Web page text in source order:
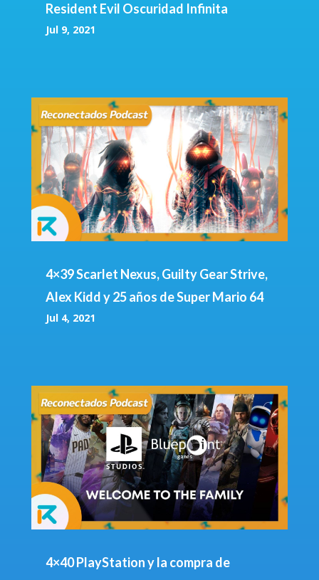
Resident Evil Oscuridad Infinita
Jul 9, 2021
4×39 Scarlet Nexus, Guilty Gear Strive,
Alex Kidd y 25 años de Super Mario 64
Jul 4, 2021
4×40 PlayStation y la compra de